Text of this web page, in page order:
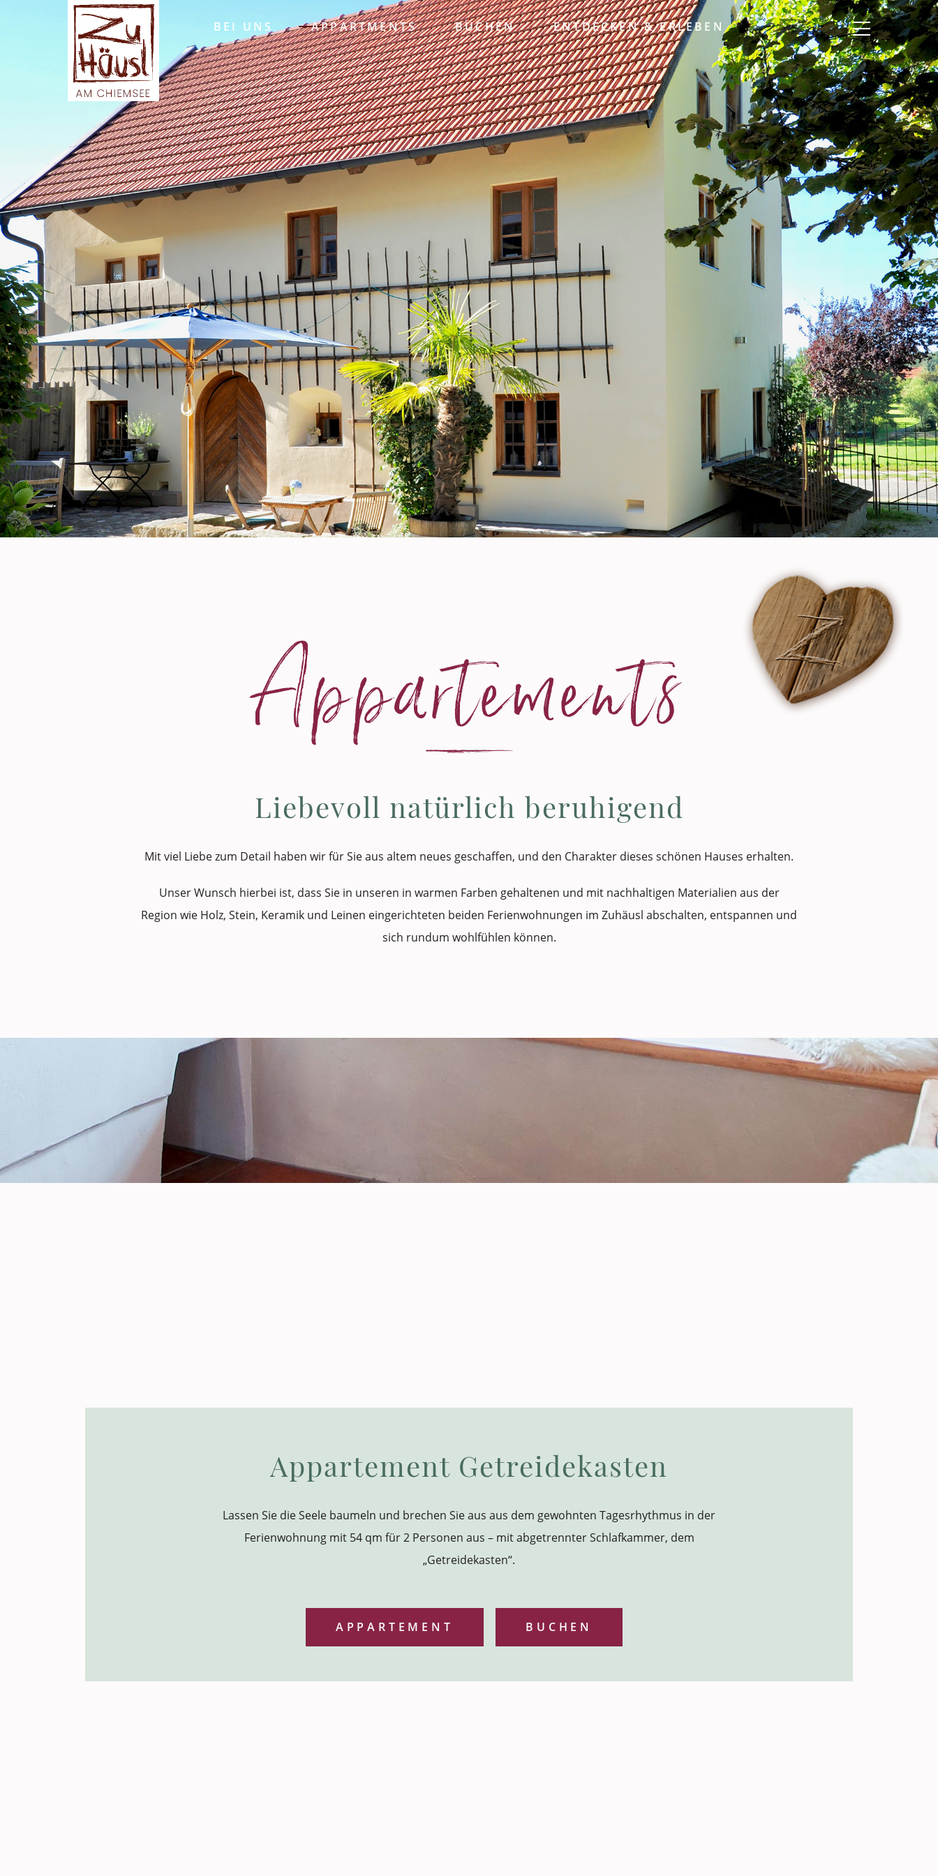
BEI UNS APPARTMENTS BUCHEN ENTDECKEN & ERLEBEN
Appartements
Liebevoll natürlich beruhigend
Mit viel Liebe zum Detail haben wir für Sie aus altem neues geschaffen, und den Charakter dieses schönen Hauses erhalten.
Unser Wunsch hierbei ist, dass Sie in unseren in warmen Farben gehaltenen und mit nachhaltigen Materialien aus der
Region wie Holz, Stein, Keramik und Leinen eingerichteten beiden Ferienwohnungen im Zuhäusl abschalten, entspannen und
sich rundum wohlfühlen können.
Appartement Getreidekasten
Lassen Sie die Seele baumeln und brechen Sie aus aus dem gewohnten Tagesrhythmus in der
Ferienwohnung mit 54 qm für 2 Personen aus – mit abgetrennter Schlafkammer, dem
„Getreidekasten“.
APPARTEMENT BUCHEN